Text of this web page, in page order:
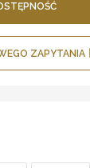
ZAPYTANIA